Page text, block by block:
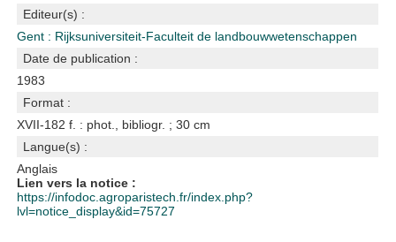
Editeur(s) :
Gent : Rijksuniversiteit-Faculteit de landbouwwetenschappen
Date de publication :
1983
Format :
XVII-182 f. : phot., bibliogr. ; 30 cm
Langue(s) :
Anglais
Lien vers la notice :
https://infodoc.agroparistech.fr/index.php?
lvl=notice_display&id=75727